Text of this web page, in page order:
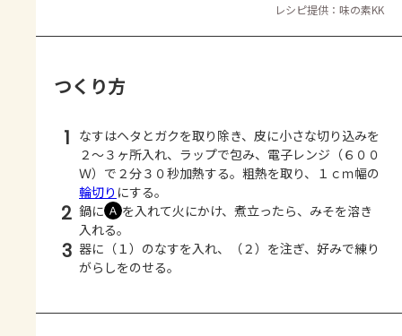
レシピ提供：味の素KK
つくり方
1 なすはヘタとガクを取り除き、皮に小さな切り込みを
２～３ヶ所入れ、ラップで包み、電子レンジ（６００
Ｗ）で２分３０秒加熱する。粗熱を取り、１ｃｍ幅の
輪切り にする。
2 鍋に Ａ を入れて火にかけ、煮立ったら、みそを溶き
入れる。
3 器に（１）のなすを入れ、（２）を注ぎ、好みで練り
がらしをのせる。